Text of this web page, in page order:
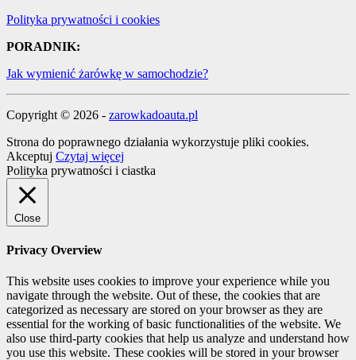
Polityka prywatności i cookies
PORADNIK:
Jak wymienić żarówkę w samochodzie?
Copyright © 2026 - zarowkadoauta.pl
Strona do poprawnego działania wykorzystuje pliki cookies.
Akceptuj Czytaj więcej
Polityka prywatności i ciastka
Close
Privacy Overview
This website uses cookies to improve your experience while you
navigate through the website. Out of these, the cookies that are
categorized as necessary are stored on your browser as they are
essential for the working of basic functionalities of the website. We
also use third-party cookies that help us analyze and understand how
you use this website. These cookies will be stored in your browser